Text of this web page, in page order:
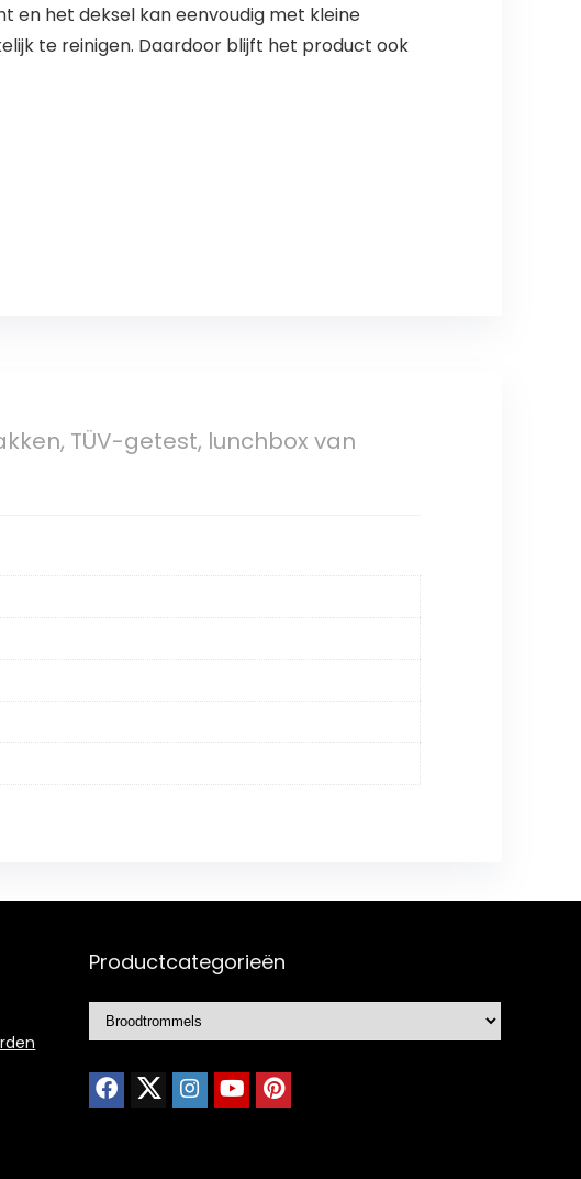
en het deksel kan eenvoudig met kleine
te reinigen. Daardoor blijft het product ook
TÜV-getest, lunchbox van
Productcategorieën